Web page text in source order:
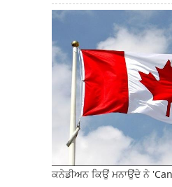
ਕਨੇਡੀਅਨ ਕਿਉਂ ਮਨਾਉਂਦੇ ਨੇ